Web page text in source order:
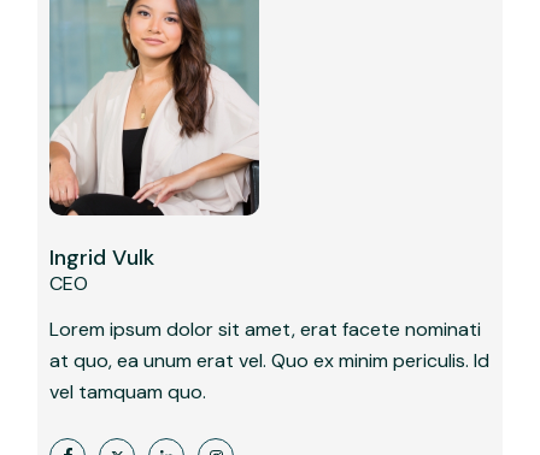
Ingrid Vulk
CEO
Lorem ipsum dolor sit amet, erat facete nominati
at quo, ea unum erat vel. Quo ex minim periculis. Id
vel tamquam quo.